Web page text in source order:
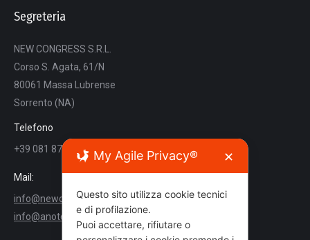
Segreteria
NEW CONGRESS S.R.L.
Corso S. Agata, 61/N
80061 Massa Lubrense
Sorrento (NA)
Telefono
+39 081 8780564
Mail:
info@newcongress.it
info@anoteanigea.it
My Agile Privacy® ✕
Questo sito utilizza cookie tecnici
e di profilazione.
Puoi accettare, rifiutare o